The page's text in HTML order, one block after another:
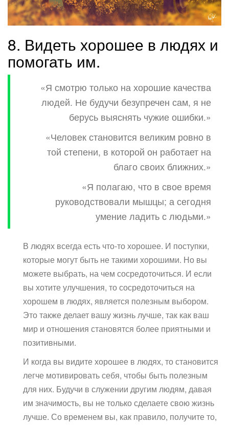
8. Видеть хорошее в людях и
помогать им.
«Я смотрю только на хорошие качества
людей. Не будучи безупречен сам, я не
берусь выяснять чужие ошибки.»
«Человек становится великим ровно в
той степени, в которой он работает на
благо своих ближних.»
«Я полагаю, что в свое время
руководствовали мышцы; а сегодня
умение ладить с людьми.»
В людях всегда есть что-то хорошее. И поступки,
которые могут быть не такими хорошими. Но вы
можете выбрать, на чем сосредоточиться. И если
вы хотите улучшения, то сосредоточиться на
хорошем в людях, является полезным выбором.
Это также делает вашу жизнь лучше, так как ваш
мир и отношения становятся более приятными и
позитивными.
И когда вы видите хорошее в людях, то становится
легче мотивировать себя, чтобы быть полезным
для них. Будучи в служении другим людям, давая
им значимость, вы не только сделаете свою жизнь
лучше. Со временем вы, как правило, получите то,